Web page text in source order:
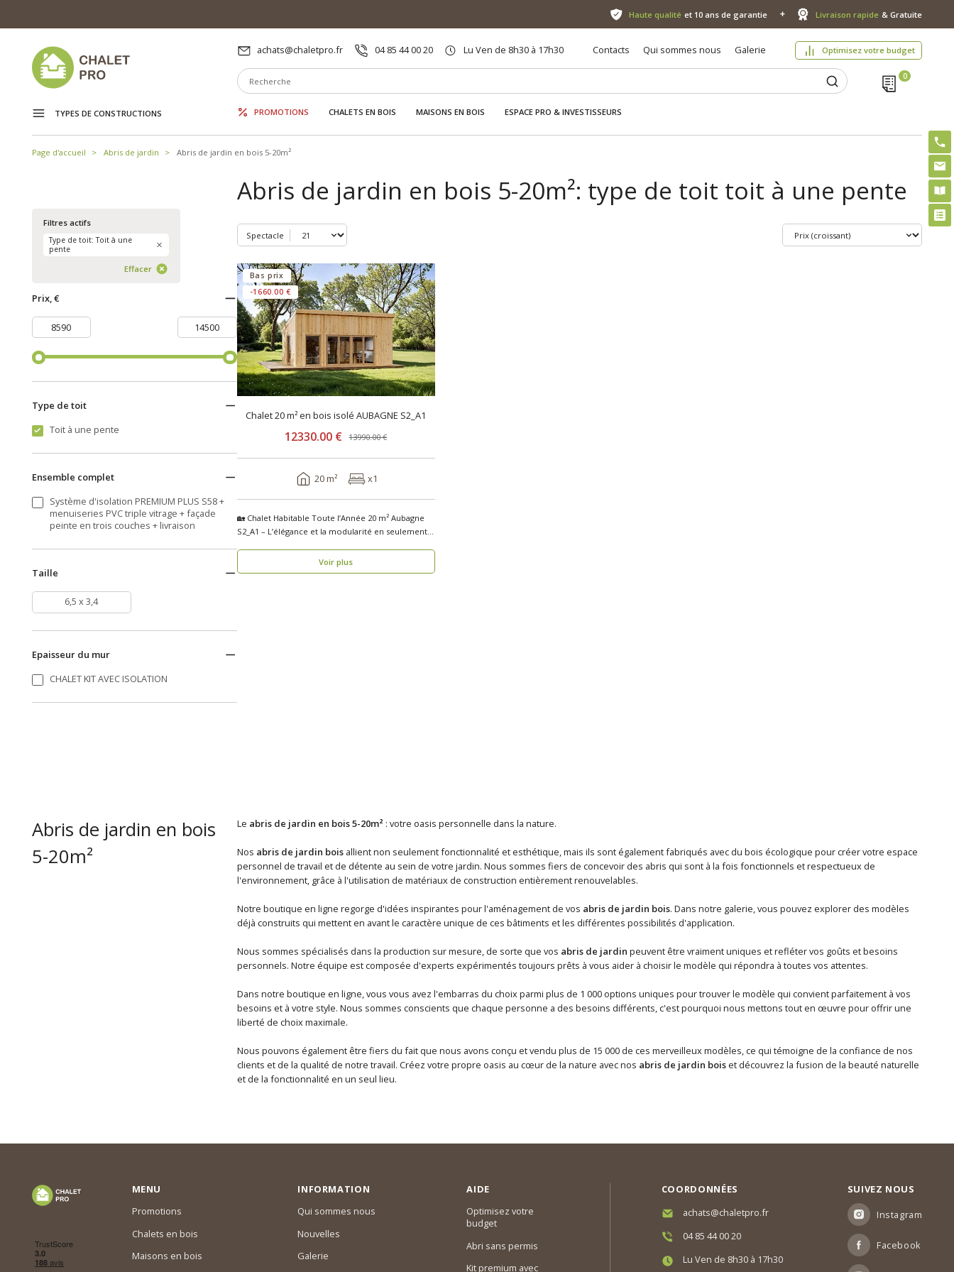
Haute qualité et 10 ans de garantie Livraison rapide & Gratuite
achats@chaletpro.fr 04 85 44 00 20 Lu Ven de 8h30 à 17h30 Contacts Qui sommes nous Galerie Optimisez votre budget
TYPES DE CONSTRUCTIONS PROMOTIONS CHALETS EN BOIS MAISONS EN BOIS ESPACE PRO & INVESTISSEURS
Page d'accueil Abris de jardin Abris de jardin en bois 5-20m²
Filtres actifs
Type de toit: Toit à une
pente
Effacer
Prix, €
Type de toit
Toit à une pente
Ensemble complet
Système d'isolation PREMIUM PLUS S58 +
menuiseries PVC triple vitrage + façade
peinte en trois couches + livraison
Taille
6,5 x 3,4
Epaisseur du mur
CHALET KIT AVEC ISOLATION
Abris de jardin en bois 5-20m²: type de toit toit à une pente
Spectacle
Bas prix
-1660.00 €
Chalet 20 m² en bois isolé AUBAGNE S2_A1
12330.00 € 13990.00 €
20 m² x1
🏡 Chalet Habitable Toute l’Année 20 m² Aubagne
S2_A1 – L’élégance et la modularité en seulement 1
Voir plus
Abris de jardin en bois
5-20m²
Le abris de jardin en bois 5-20m² : votre oasis personnelle dans la nature.
Nos abris de jardin boisallient non seulement fonctionnalité et esthétique, mais ils sont également fabriqués avec du bois écologique pour créer votre espace
personnel de travail et de détente au sein de votre jardin. Nous sommes fiers de concevoir des abris qui sont à la fois fonctionnels et respectueux de
l'environnement, grâce à l'utilisation de matériaux de construction entièrement renouvelables.
Notre boutique en ligne regorge d'idées inspirantes pour l'aménagement de vos abris de jardin bois. Dans notre galerie, vous pouvez explorer des modèles
déjà construits qui mettent en avant le caractère unique de ces bâtiments et les différentes possibilités d'application.
Nous sommes spécialisés dans la production sur mesure, de sorte que vos abris de jardin peuvent être vraiment uniques et refléter vos goûts et besoins
personnels. Notre équipe est composée d'experts expérimentés toujours prêts à vous aider à choisir le modèle qui répondra à toutes vos attentes.
Dans notre boutique en ligne, vous vous avez l'embarras du choix parmi plus de 1 000 options uniques pour trouver le modèle qui convient parfaitement à vos
besoins et à votre style. Nous sommes conscients que chaque personne a des besoins différents, c'est pourquoi nous mettons tout en œuvre pour offrir une
liberté de choix maximale.
Nous pouvons également être fiers du fait que nous avons conçu et vendu plus de 15 000 de ces merveilleux modèles, ce qui témoigne de la confiance de nos
clients et de la qualité de notre travail. Créez votre propre oasis au cœur de la nature avec nos abris de jardin boiset découvrez la fusion de la beauté naturelle
et de la fonctionnalité en un seul lieu.
MENU
Promotions
Chalets en bois
Maisons en bois
INFORMATION
Qui sommes nous
Nouvelles
Galerie
AIDE
Optimisez votre
budget
Abri sans permis
Kit premium avec
COORDONNÉES
achats@chaletpro.fr
04 85 44 00 20
Lu Ven de 8h30 à 17h30
SUIVEZ NOUS
Instagram
Facebook